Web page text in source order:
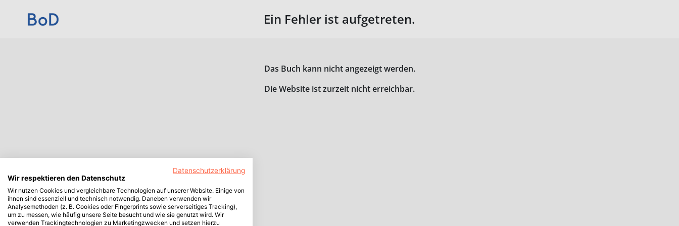
Ein Fehler ist aufgetreten.
Das Buch kann nicht angezeigt werden.
Die Website ist zurzeit nicht erreichbar.
Datenschutzerklärung
Wir respektieren den Datenschutz
Wir nutzen Cookies und vergleichbare Technologien auf unserer Website. Einige von
ihnen sind essenziell und technisch notwendig. Daneben verwenden wir
Analysemethoden (z. B. Cookies oder Fingerprints sowie serverseitiges Tracking),
um zu messen, wie häufig unsere Seite besucht und wie sie genutzt wird. Wir
verwenden Trackingtechnologien zu Marketingzwecken und setzen hierzu